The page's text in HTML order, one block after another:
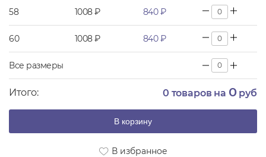
58 1008 ₽ 840 ₽
60 1008 ₽ 840 ₽
Все размеры
Итого: 0 товаров на 0руб
В корзину
В избранное